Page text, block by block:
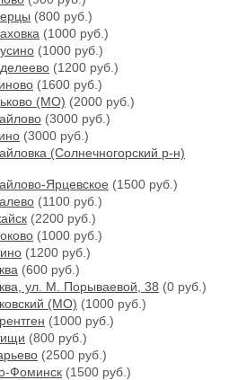
(800 руб.)
(1000 руб.)
(1000 руб.)
(1200 руб.)
(1600 руб.)
(МО) (2000 руб.)
(3000 руб.)
(3000 руб.)
(Солнечногорский р-н)
Ярцевское (1500 руб.)
(1100 руб.)
(2200 руб.)
(1000 руб.)
(1200 руб.)
(600 руб.)
ул. М. Порываевой, 38 (0 руб.)
(МО) (1000 руб.)
(1000 руб.)
(800 руб.)
(2500 руб.)
Фоминск (1500 руб.)